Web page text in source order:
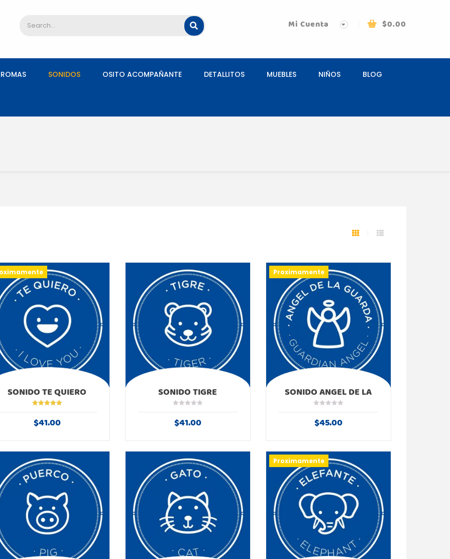
$0.00
Mi Cuenta
SONIDOS OSITO ACOMPAÑANTE DETALLITOS MUEBLES NIÑOS BLOG
SONIDO TE QUIERO
$41.00
SONIDO TIGRE
$41.00
Proximamente
SONIDO ANGEL DE LA
GUARDA
$45.00
Proximamente